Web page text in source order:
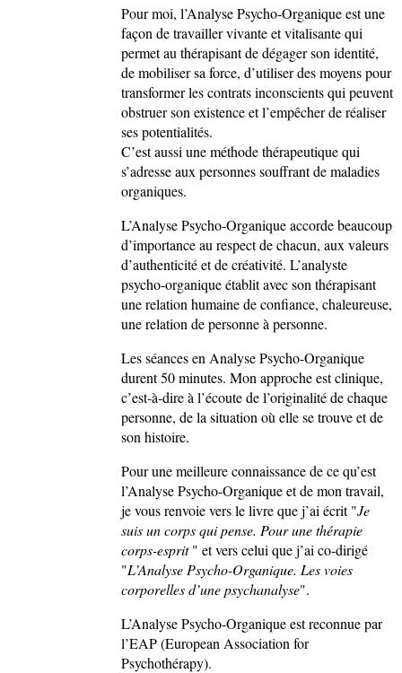
Pour moi, l’Analyse Psycho-Organique est une
façon de travailler vivante et vitalisante qui
permet au thérapisant de dégager son identité,
de mobiliser sa force, d’utiliser des moyens pour
transformer les contrats inconscients qui peuvent
obstruer son existence et l’empêcher de réaliser
ses potentialités.
C’est aussi une méthode thérapeutique qui
s’adresse aux personnes souffrant de maladies
organiques.
L’Analyse Psycho-Organique accorde beaucoup
d’importance au respect de chacun, aux valeurs
d’authenticité et de créativité. L’analyste
psycho-organique établit avec son thérapisant
une relation humaine de confiance, chaleureuse,
une relation de personne à personne.
Les séances en Analyse Psycho-Organique
durent 50 minutes. Mon approche est clinique,
c’est-à-dire à l’écoute de l’originalité de chaque
personne, de la situation où elle se trouve et de
son histoire.
Pour une meilleure connaissance de ce qu’est
l’Analyse Psycho-Organique et de mon travail,
je vous renvoie vers le livre que j’ai écrit "Je
suis un corps qui pense. Pour une thérapie
corps-esprit" et vers celui que j’ai co-dirigé
"L’Analyse Psycho-Organique. Les voies
corporelles d’une psychanalyse".
L’Analyse Psycho-Organique est reconnue par
l’EAP (European Association for
Psychothérapy).